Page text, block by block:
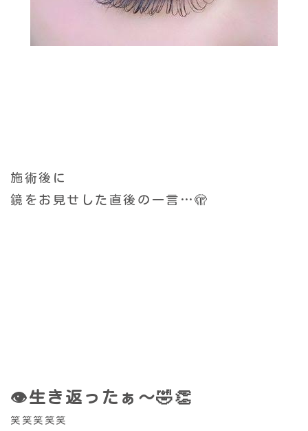
施術後に
鏡をお見せした直後 の一言…🫣
👁️生き返ったぁ〜🤣👏
笑笑笑笑笑